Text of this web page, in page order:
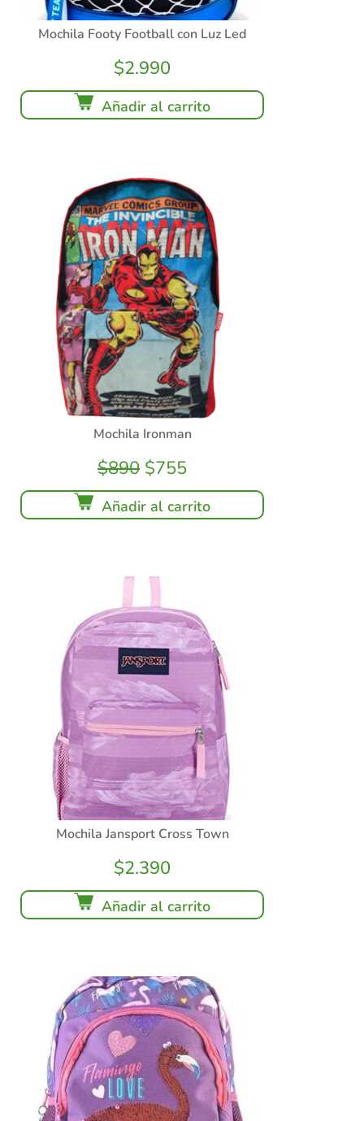
Mochila Footy Football con Luz Led
$2.990
Añadir al carrito
Mochila Ironman
$890 $755
Añadir al carrito
Mochila Jansport Cross Town
$2.390
Añadir al carrito